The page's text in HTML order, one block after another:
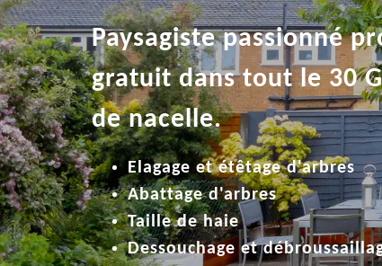
Paysagiste passionné
gratuit dans tout le 30
de nacelle.
Elagage et étêtage d'arbres
Abattage d'arbres
Taille de haie
Dessouchage et